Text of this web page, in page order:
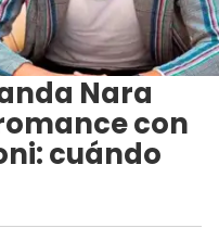
Nara
con
cuándo